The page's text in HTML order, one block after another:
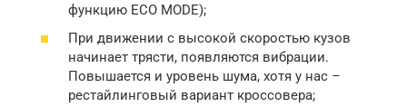
функцию ECO MODE);
При движении с высокой скоростью кузов
начинает трясти, появляются вибрации.
Повышается и уровень шума, хотя у нас –
рестайлинговый вариант кроссовера;